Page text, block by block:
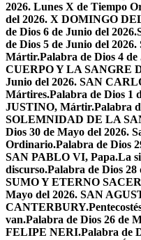
2026. Lunes X de Tiempo
del 2026. X DOMINGO
de Dios 6 de Junio del
de Dios 5 de Junio del
Mártir.Palabra de Dios 4
CUERPO Y LA SANGRE
Junio del 2026. SAN
Mártires.Palabra de Dios 1
JUSTINO, Mártir.Palabra
SOLEMNIDAD DE LA
Dios 30 de Mayo del 2026.
Ordinario.Palabra de Dios
SAN PABLO VI, Papa.La
discurso.Palabra de Dios
SUMO Y ETERNO
Mayo del 2026. SAN
CANTERBURY.
van.Palabra de Dios 26 de
FELIPE NERI.Palabra de